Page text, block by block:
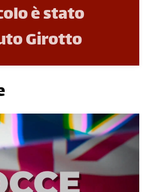
è stato
Girotto